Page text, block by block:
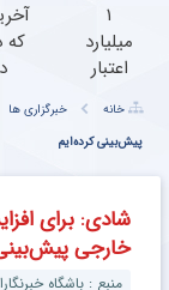
۱
میلیارد
اعتبار
طلا |
بدون
ضامن
که
خانه خبرگزاری ها
پیش‌بینی کرده‌ایم
شادی: برای
خارجی
منبع : باشگاه